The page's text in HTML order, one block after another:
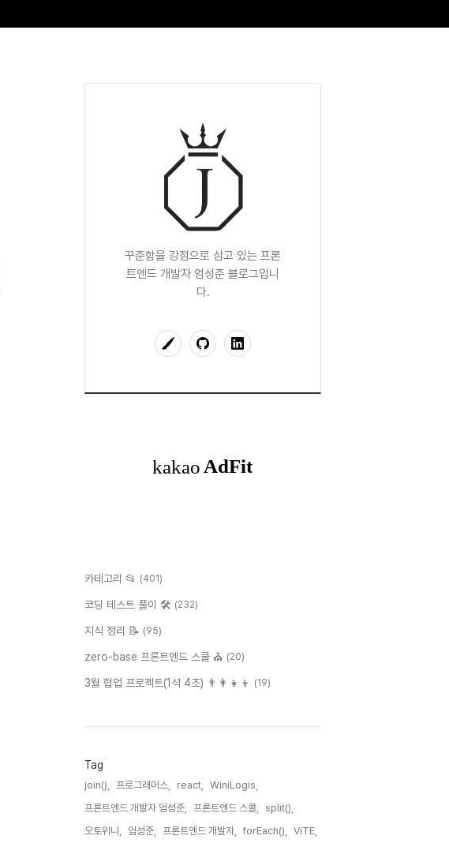
꾸준함을 강점으로 삼고 있는 프론
트엔드 개발자 엄성준 블로그입니
다.
카테고리 📂 (401)
코딩 테스트 풀이 🛠 (232)
지식 정리 📝 (95)
zero-base 프론트엔드 스쿨 ⛪️ (20)
3월 협업 프로젝트(1석 4조) 👨‍👩‍👧‍👦 (19)
Tag
join(), 프로그래머스, react,
WiniLogis,
프론트엔드 개발자 엄성준,
프론트엔드 스쿨,
split(),
오토위니,
엄성준, 프론트엔드 개발자, forEach(),
ViTE,